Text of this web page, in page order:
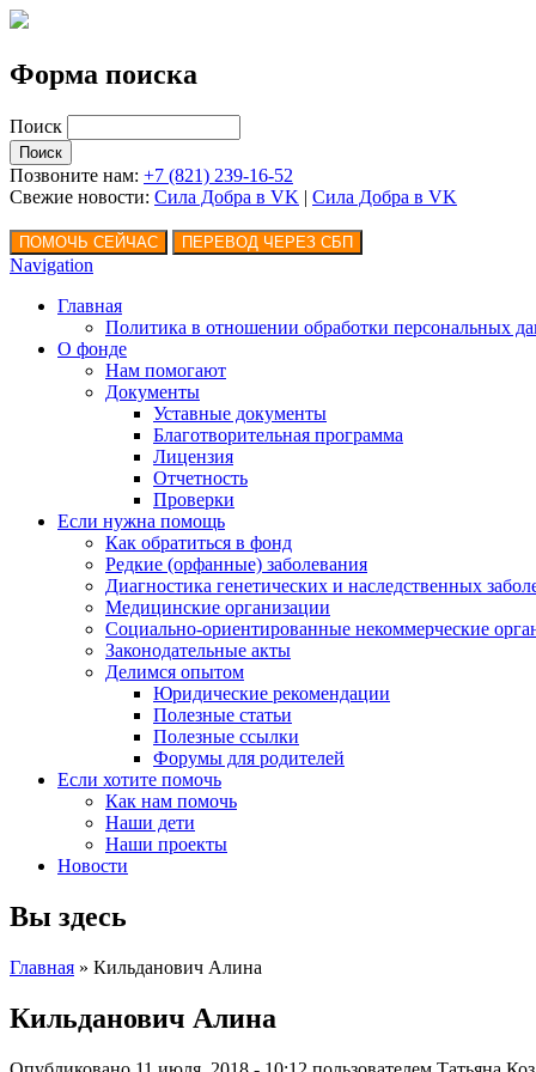
Форма поиска
Поиск
Позвоните нам: +7 (821) 239-16-52
Свежие новости: Сила Добра в VK | Сила Добра в VK
Navigation
Главная
Политика в отношении обработки персональных
О фонде
Нам помогают
Документы
Уставные документы
Благотворительная программа
Лицензия
Отчетность
Проверки
Если нужна помощь
Как обратиться в фонд
Редкие (орфанные) заболевания
Диагностика генетических и наследственных
Медицинские организации
Социально-ориентированные некоммерческие
Законодательные акты
Делимся опытом
Юридические рекомендации
Полезные статьи
Полезные ссылки
Форумы для родителей
Если хотите помочь
Как нам помочь
Наши дети
Наши проекты
Новости
Вы здесь
Главная » Кильданович Алина
Кильданович Алина